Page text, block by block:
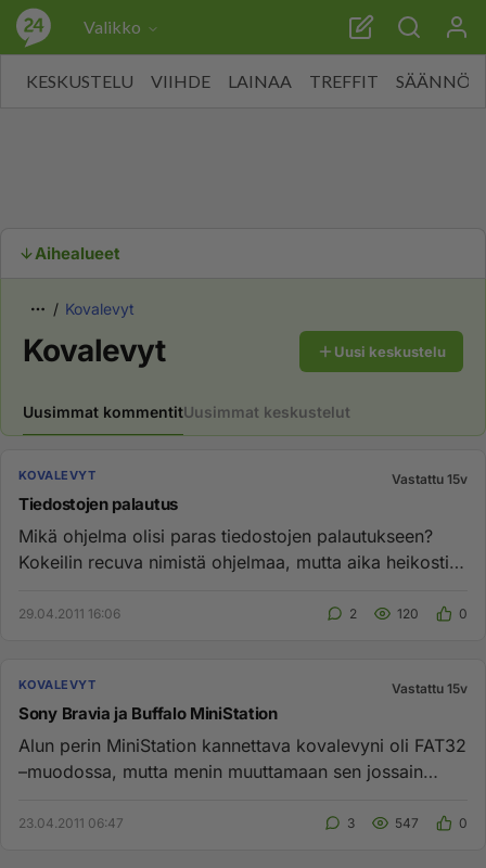
Valikko
KESKUSTELU VIIHDE LAINAA TREFFIT SÄÄNNÖT
Aihealueet
Kovalevyt
Kovalevyt Uusi keskustelu
Uusimmat kommentitUusimmat keskustelut
KOVALEVYT Vastattu 15v
Tiedostojen palautus
Mikä ohjelma olisi paras tiedostojen palautukseen?
Kokeilin recuva nimistä ohjelmaa, mutta aika heikosti
29.04.2011 16:06 2 120 0
KOVALEVYT Vastattu 15v
Sony Bravia ja Buffalo MiniStation
Alun perin MiniStation kannettava kovalevyni oli FAT32
–muodossa, mutta menin muuttamaan sen jossain
23.04.2011 06:47 3 547 0